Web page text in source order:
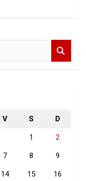
V S D
1 2
7 8 9
14 15 16